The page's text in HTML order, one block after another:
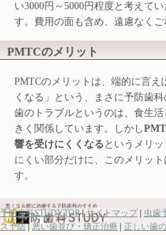
い3000円～5000円程度と考えて
す。費用の面も含め、遠慮なくご
PMTCのメリット
PMTCのメリットは、端的に言え
くなる」という、まさに予防歯
歯のトラブルというのは、食生
きく関係しています。しかし
響を受けにくくなる というメリ
にくい部分だけに、このメリッ
す。
予防歯科STUDYTOP| サイトマップ| 虫歯
ス予防| 悪い歯並び・矯正治療 正しい歯